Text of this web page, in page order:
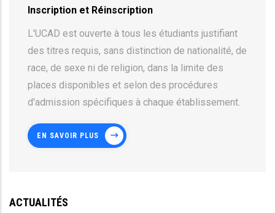
Inscription et Réinscription
L'UCAD est ouverte à tous les étudiants justifiant
des titres requis, sans distinction de nationalité, de
race, de sexe ni de religion, dans la limite des
places disponibles et selon des procédures
d'admission spécifiques à chaque établissement.
EN SAVOIR PLUS
ACTUALITÉS